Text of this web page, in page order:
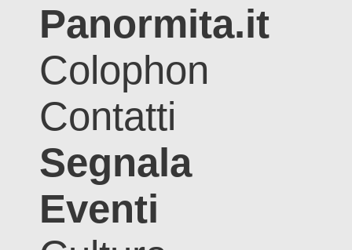
Panormita.it
Colophon
Contatti
Segnala
Eventi